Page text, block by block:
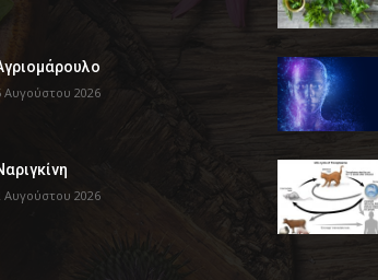
Αυγούστου 2026
Αυγούστου 2026